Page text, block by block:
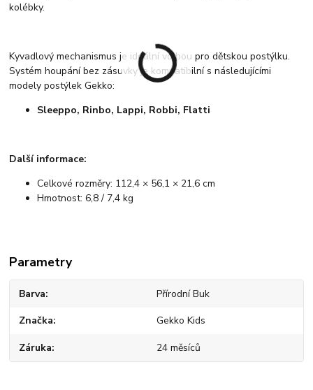
kolébky.
Kyvadlový mechanismus je ideální volbou pro dětskou postýlku.
Systém houpání bez zásuvky je kompatibilní s následujícími
modely postýlek Gekko:
Sleeppo, Rinbo, Lappi, Robbi, Flatti
Další informace:
Celkové rozměry: 112,4 × 56,1 × 21,6 cm
Hmotnost: 6,8 / 7,4 kg
Parametry
Barva Přírodní Buk
Značka Gekko Kids
Záruka 24 měsíců